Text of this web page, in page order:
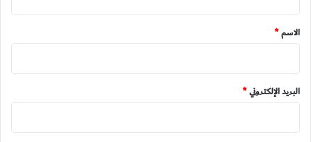
*
الاسم*
البريد الإلكتروني*